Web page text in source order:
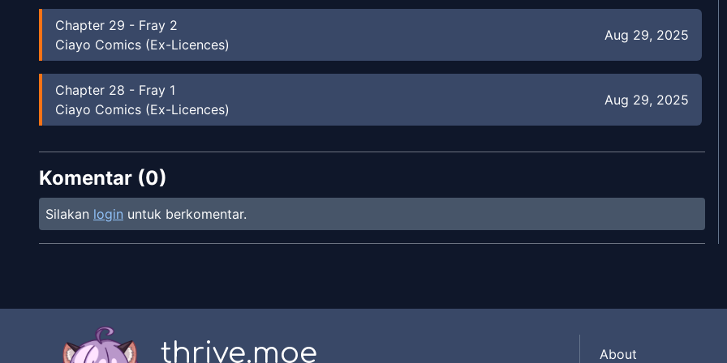
Chapter 29 - Fray 2
Ciayo Comics (Ex-Licences)
Aug 29, 2025
Chapter 28 - Fray 1
Ciayo Comics (Ex-Licences)
Aug 29, 2025
Chapter27-Judas 4
Ciayo Comics (Ex-Licences)
Chapter26 -Judas 3
Ciayo Comics (Ex-Licences)
Aug 29, 2025
Chapter 24- Judas 1
Aug 29, 2025
Komentar (0)
Silakan login untuk berkomentar.
thrive.moe About